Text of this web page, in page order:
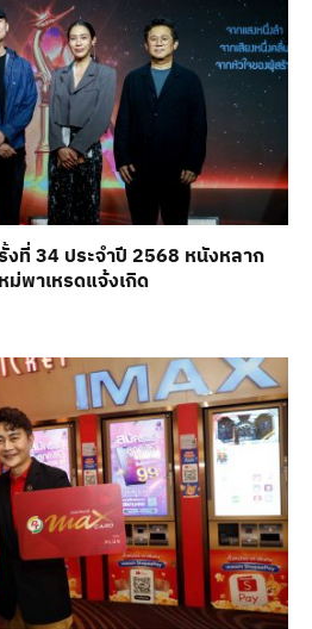
ที่ 34 ประจำปี 2568 หนังหลาก
พาเหรดแจ้งเกิด